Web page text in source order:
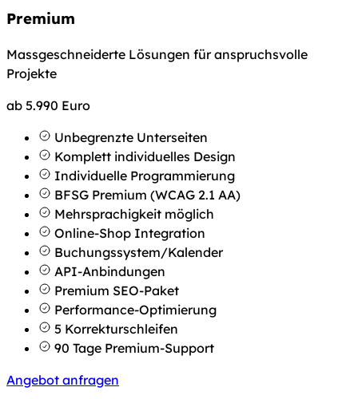
Premium
Massgeschneiderte Lösungen für anspruchsvolle
Projekte
ab 5.990 Euro
Unbegrenzte Unterseiten
Komplett individuelles Design
Individuelle Programmierung
BFSG Premium (WCAG 2.1 AA)
Mehrsprachigkeit möglich
Online-Shop Integration
Buchungssystem/Kalender
API-Anbindungen
Premium SEO-Paket
Performance-Optimierung
5 Korrekturschleifen
90 Tage Premium-Support
Angebot anfragen